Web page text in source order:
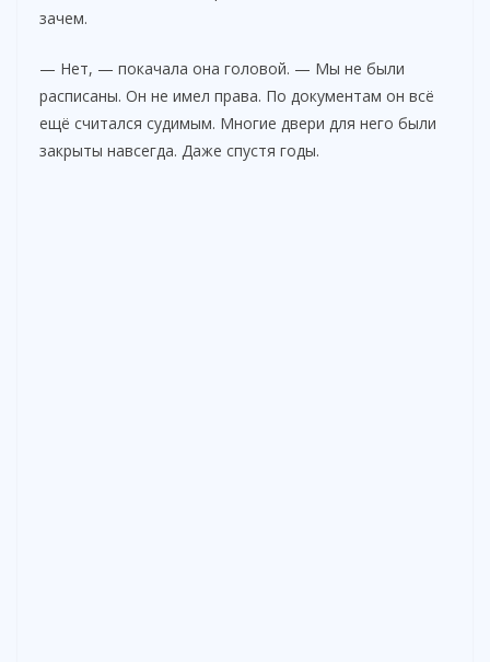
зачем.
— Нет, — покачала она головой. — Мы не были
расписаны. Он не имел права. По документам он всё
ещё считался судимым. Многие двери для него были
закрыты навсегда. Даже спустя годы.